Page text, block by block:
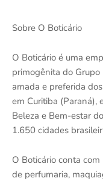
Sobre O Boticário
O Boticário é uma
primogênita do Grupo
amada e preferida
em Curitiba (Paraná),
Beleza e Bem-estar
1.650 cidades
O Boticário conta
de perfumaria,